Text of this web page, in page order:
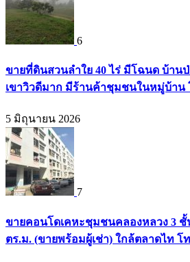
6
ขายที่ดินสวนลำใย 40 ไร่ มีโฉนด บ้าน
เขาวิวดีมาก มีร้านค้าชุมชนในหมู่บ้าน โ
5 มิถุนายน 2026
7
ขายคอนโดเคหะชุมชนคลองหลวง 3 ชั้
ตร.ม. (ขายพร้อมผู้เช่า) ใกล้ตลาดไท โท